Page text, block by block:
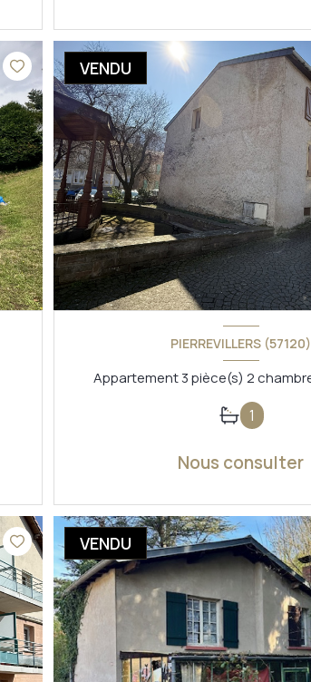
VENDU
PIERREVILLERS (57120)
1
Nous consulter
VOIR LE BIEN
VENDU